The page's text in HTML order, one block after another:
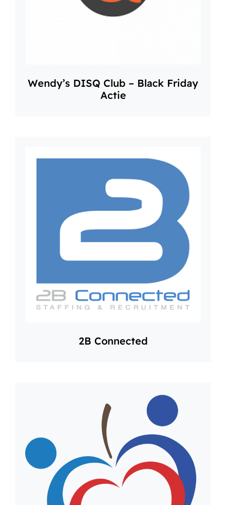
Wendy’s DISQ Club – Black Friday
Actie
2B Connected